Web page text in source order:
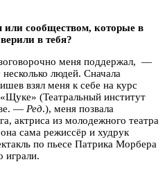
сообществом, которые в
в тебя?
меня поддержал, —
людей. Сначала
взял меня к себе на курс
(Театральный институт
— Ред.), меня позвала
актриса из молодежного театра
сама режиссёр и худрук
по пьесе Патрика Морбера
играли.